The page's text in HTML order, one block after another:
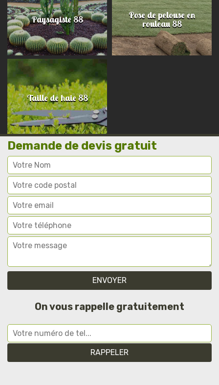
Paysagiste 88 Pose de pelouse en
rouleau 88
Taille de haie 88
Demande de devis gratuit
On vous rappelle gratuitement